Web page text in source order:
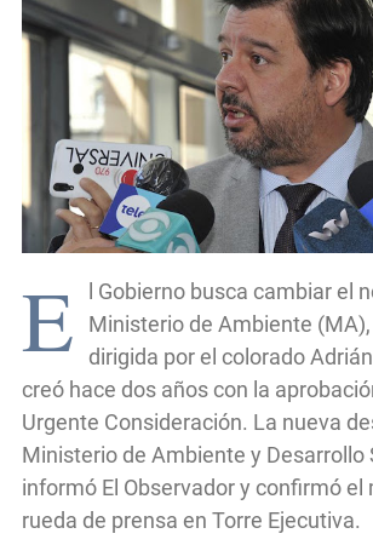
E
l Gobierno busca cambiar el
Ministerio de Ambiente
dirigida por el colorado
creó hace dos años con la
Urgente Consideración. La nueva
Ministerio de Ambiente y Desarrollo
informó El Observador y confirmó el
rueda de prensa en Torre Ejecutiva.